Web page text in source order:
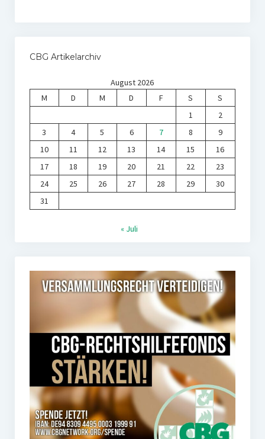
CBG Artikelarchiv
August 2026
M
D M D F S
S
1
2
3
4 5 6 7 8
9
10
11 12 13 14 15
16
17
18 19 20 21 22
23
24
25 26 27 28 29
30
31
« Juli